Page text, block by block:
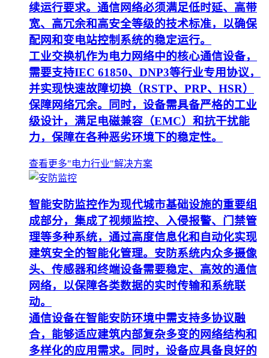
续运行要求。通信网络必须满足低时延、高带
宽、高冗余和高安全等级的技术标准，以确保
配网和变电站控制系统的稳定运行。
工业交换机作为电力网络中的核心通信设备，
需要支持IEC 61850、DNP3等行业专用协议，
并实现快速故障切换（RSTP、PRP、HSR）
保障网络冗余。同时，设备需具备严格的工业
级设计，满足电磁兼容（EMC）和抗干扰能
力，保障在各种恶劣环境下的稳定性。
查看更多"电力行业"解决方案
智能安防监控作为现代城市基础设施的重要组
成部分，集成了视频监控、入侵报警、门禁管
理等多种系统，通过高度信息化和自动化实现
建筑安全的智能化管理。安防系统内众多摄像
头、传感器和终端设备需要稳定、高效的通信
网络，以保障各类数据的实时传输和系统联
动。
通信设备在智能安防环境中需支持多协议融
合，能够适应建筑内部复杂多变的网络结构和
多样化的应用需求。同时，设备应具备良好的